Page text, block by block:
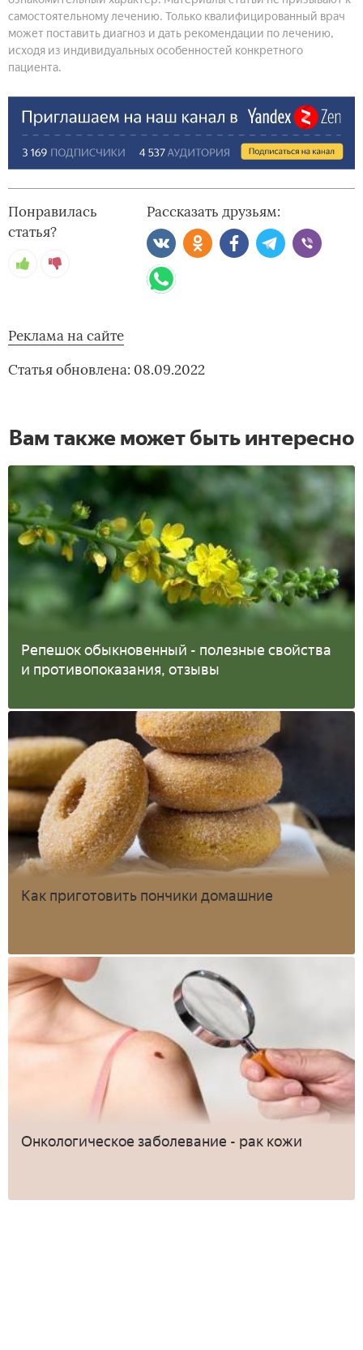
самостоятельному лечению. Только квалифицированный врач
может поставить диагноз и дать рекомендации по лечению,
исходя из индивидуальных особенностей конкретного
пациента.
Понравилась
статья?
Рассказать друзьям:
Реклама на сайте
Статья обновлена: 08.09.2022
Вам также может быть интересно
Репешок обыкновенный - полезные свойства
и противопоказания, отзывы
Как приготовить пончики домашние
Онкологическое заболевание - рак кожи